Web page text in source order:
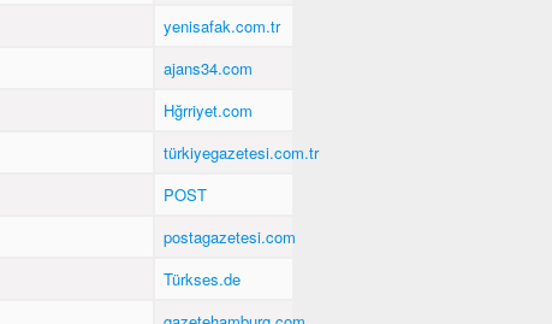
yenisafak.com.tr
ajans34.com
Hğrriyet.com
türkiyegazetesi.com.tr
POST
postagazetesi.com
Türkses.de